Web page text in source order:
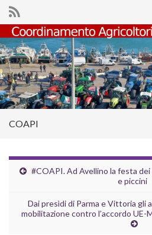
Search for:
COAPI
#COAPI. Ad Avellino la festa
e piccini
Dai presìdi di Parma e Vittoria gli
mobilitazione contro l’accordo UE-